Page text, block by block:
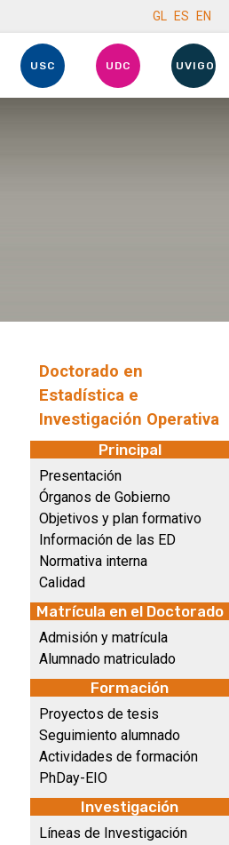
GL ES EN
USC UDC UVIGO
Doctorado en
Estadística e
Investigación Operativa
Principal
Presentación
Órganos de Gobierno
Objetivos y plan formativo
Información de las ED
Normativa interna
Calidad
Matrícula en el Doctorado
Admisión y matrícula
Alumnado matriculado
Formación
Proyectos de tesis
Seguimiento alumnado
Actividades de formación
PhDay-EIO
Investigación
Líneas de Investigación